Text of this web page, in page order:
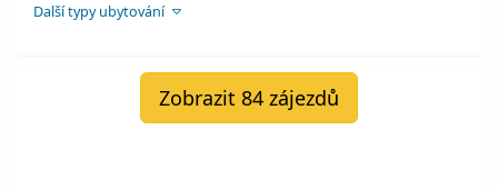
Další typy ubytování
Zobrazit 84 zájezdů